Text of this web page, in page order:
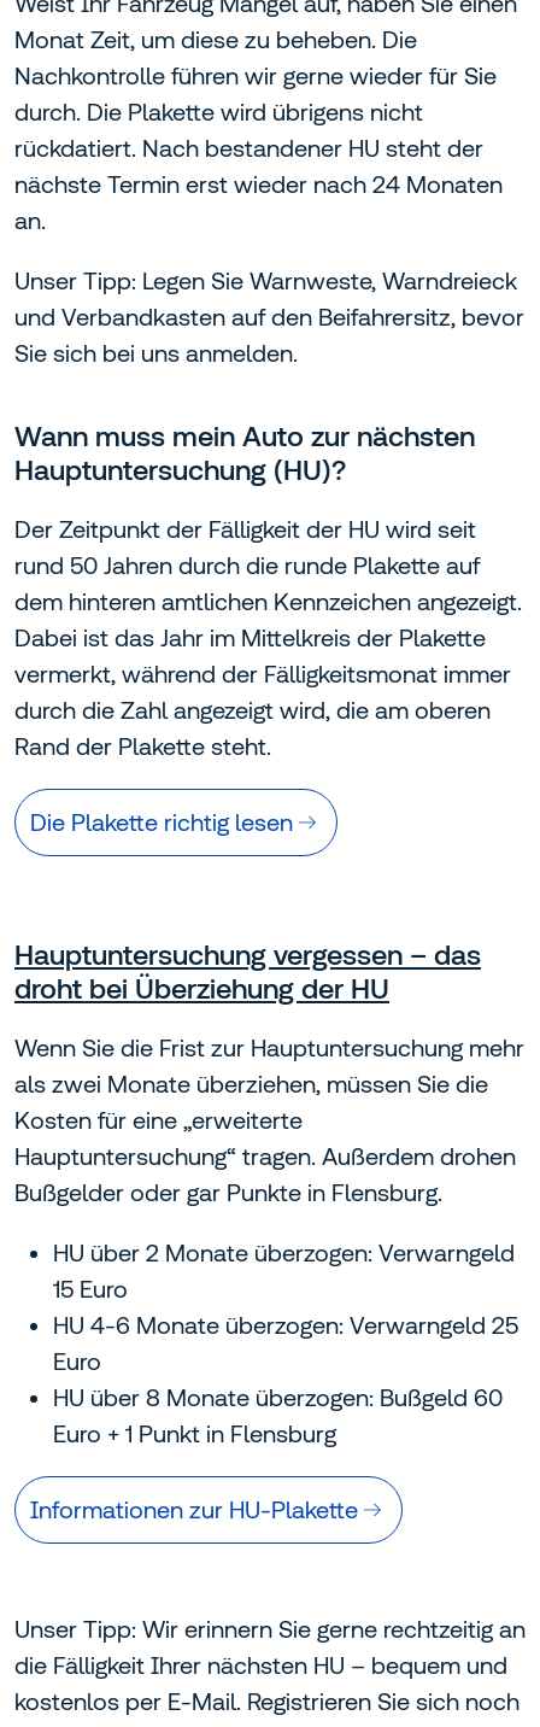
Monat Zeit, um diese zu beheben. Die
Nachkontrolle führen wir gerne wieder für Sie
durch. Die Plakette wird übrigens nicht
rückdatiert. Nach bestandener HU steht der
nächste Termin erst wieder nach 24 Monaten
an.
Unser Tipp: Legen Sie Warnweste, Warndreieck
und Verbandkasten auf den Beifahrersitz, bevor
Sie sich bei uns anmelden.
Wann muss mein Auto zur nächsten
Hauptuntersuchung (HU)?
Der Zeitpunkt der Fälligkeit der HU wird seit
rund 50 Jahren durch die runde Plakette auf
dem hinteren amtlichen Kennzeichen angezeigt.
Dabei ist das Jahr im Mittelkreis der Plakette
vermerkt, während der Fälligkeitsmonat immer
durch die Zahl angezeigt wird, die am oberen
Rand der Plakette steht.
Die Plakette richtig lesen
Hauptuntersuchung vergessen – das
droht bei Überziehung der HU
Wenn Sie die Frist zur Hauptuntersuchung mehr
als zwei Monate überziehen, müssen Sie die
Kosten für eine „erweiterte
Hauptuntersuchung“ tragen. Außerdem drohen
Bußgelder oder gar Punkte in Flensburg.
HU über 2 Monate überzogen: Verwarngeld
15 Euro
HU 4-6 Monate überzogen: Verwarngeld 25
Euro
HU über 8 Monate überzogen: Bußgeld 60
Euro + 1 Punkt in Flensburg
Informationen zur HU-Plakette
Unser Tipp: Wir erinnern Sie gerne rechtzeitig an
die Fälligkeit Ihrer nächsten HU – bequem und
kostenlos per E-Mail. Registrieren Sie sich noch